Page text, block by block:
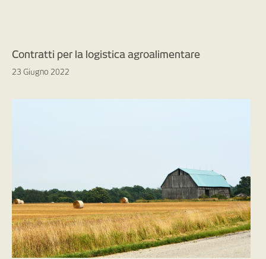
Contratti per la logistica agroalimentare
23 Giugno 2022